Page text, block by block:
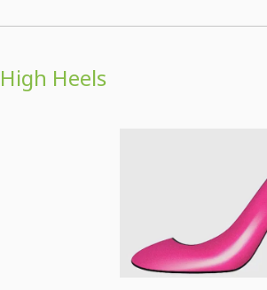
High Heels